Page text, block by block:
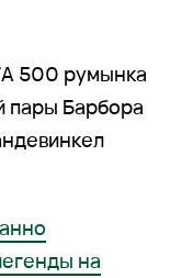
500 румынка
пары Барбора
на